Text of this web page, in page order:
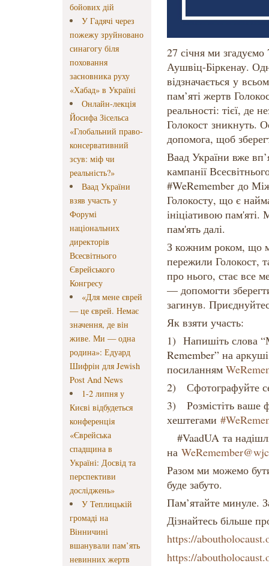
бойових дій
У Гадячі через
пожежу зруйновано
синагогу біля
поховання
засновника руху
«Хабад» в Україні
Онлайн-лекція
Йосифа Зісельса
«Глобальний право-
консервативний
зсув: міф чи
реальність?»
Ваад України
взяв участь у
Форумі
національних
директорів
Всесвітнього
Єврейського
Конгресу
«Для мене єврей
— це єврей. Немає
значення, де він
живе. Ми — одна
родина»: Едуард
Шифрін для Jewish
Post And News
1-2 липня у
Києві відбудеться
конференція
«Єврейська
спадщина в
Україні: Досвід та
перспективи
досліджень»
У Теплицькій
громаді на
Вінничині
вшанували пам’ять
невинних жертв
27 січня ми
Аушвіц-Біркенау.
відзначається у
пам’яті жертв
реальності: тієї, де
Голокост зникнуть.
допомога, щоб
Ваад України вже
кампанії
#WeRemember до
Голокосту, що є
ініціативою
пам'ять далі.
З кожним роком, що
пережили Голокост,
про нього, стає все
— допомогти
загинув.
Як взяти участь:
1) Напишіть слова
Remember” на
посиланням
2) Сфотографуйте
3) Розмістіть ваше
хештегами
#VaadUA та
на
Разом ми можемо
буде забуто.
Пам’ятайте минуле.
Дізнайтесь більше
https://
https://